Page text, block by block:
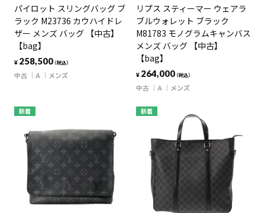
パイロット スリングバッグ ブ
ラック M23736 カウハイドレ
ザー メンズ バッグ 【中古】
【bag】
¥ 258,500（税込）
中古 A メンズ
リプス スティーマー ウェアラ
ブルウォレット ブラック
M81783 モノグラムキャンバス
メンズ バッグ 【中古】
【bag】
¥ 264,000（税込）
中古 A メンズ
新着 新着